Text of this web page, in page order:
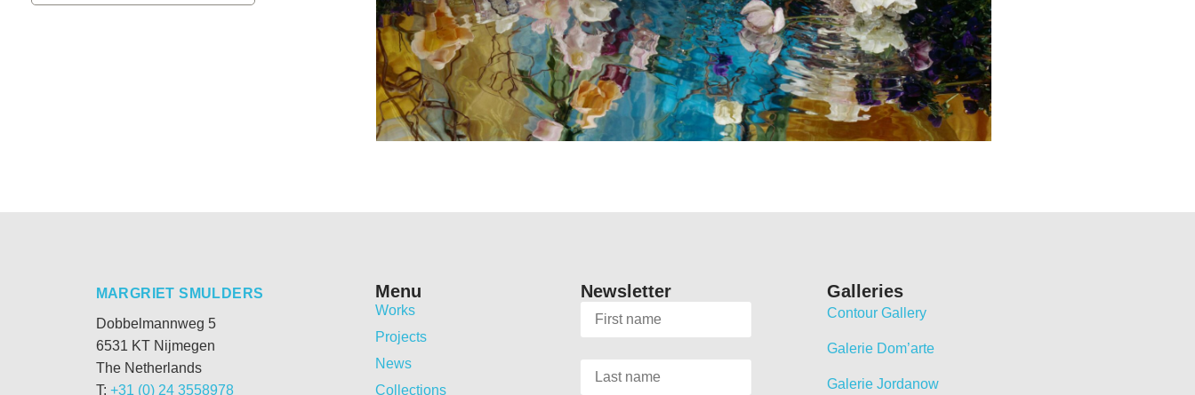
MARGRIET SMULDERS
Dobbelmannweg 5
6531 KT Nijmegen
The Netherlands
T: +31 (0) 24 3558978
Menu
Works
Projects
News
Collections
Newsletter Galleries
Contour Gallery
Galerie Dom’arte
Galerie Jordanow